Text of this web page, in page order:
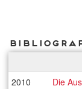
2010 Die